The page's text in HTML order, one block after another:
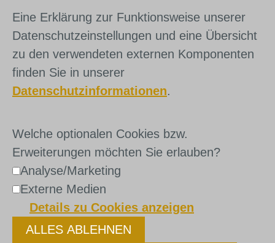
Eine Erklärung zur Funktionsweise unserer
Datenschutzeinstellungen und eine Übersicht
zu den verwendeten externen Komponenten
finden Sie in unserer
Datenschutzinformationen.
Welche optionalen Cookies bzw.
Erweiterungen möchten Sie erlauben?
Analyse/Marketing
Externe Medien
Details zu Cookies anzeigen
ALLES ABLEHNEN